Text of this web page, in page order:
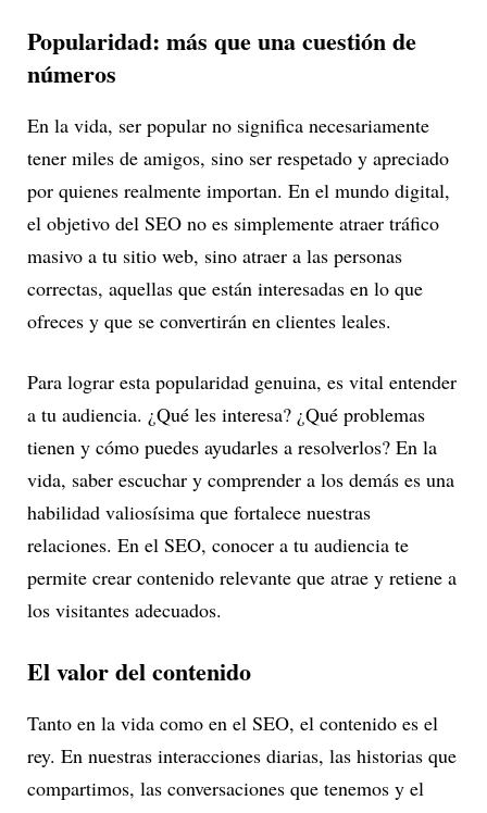
Popularidad: más que una cuestión de
números
En la vida, ser popular no significa necesariamente
tener miles de amigos, sino ser respetado y apreciado
por quienes realmente importan. En el mundo digital,
el objetivo del SEO no es simplemente atraer tráfico
masivo a tu sitio web, sino atraer a las personas
correctas, aquellas que están interesadas en lo que
ofreces y que se convertirán en clientes leales.
Para lograr esta popularidad genuina, es vital entender
a tu audiencia. ¿Qué les interesa? ¿Qué problemas
tienen y cómo puedes ayudarles a resolverlos? En la
vida, saber escuchar y comprender a los demás es una
habilidad valiosísima que fortalece nuestras
relaciones. En el SEO, conocer a tu audiencia te
permite crear contenido relevante que atrae y retiene a
los visitantes adecuados.
El valor del contenido
Tanto en la vida como en el SEO, el contenido es el
rey. En nuestras interacciones diarias, las historias que
compartimos, las conversaciones que tenemos y el